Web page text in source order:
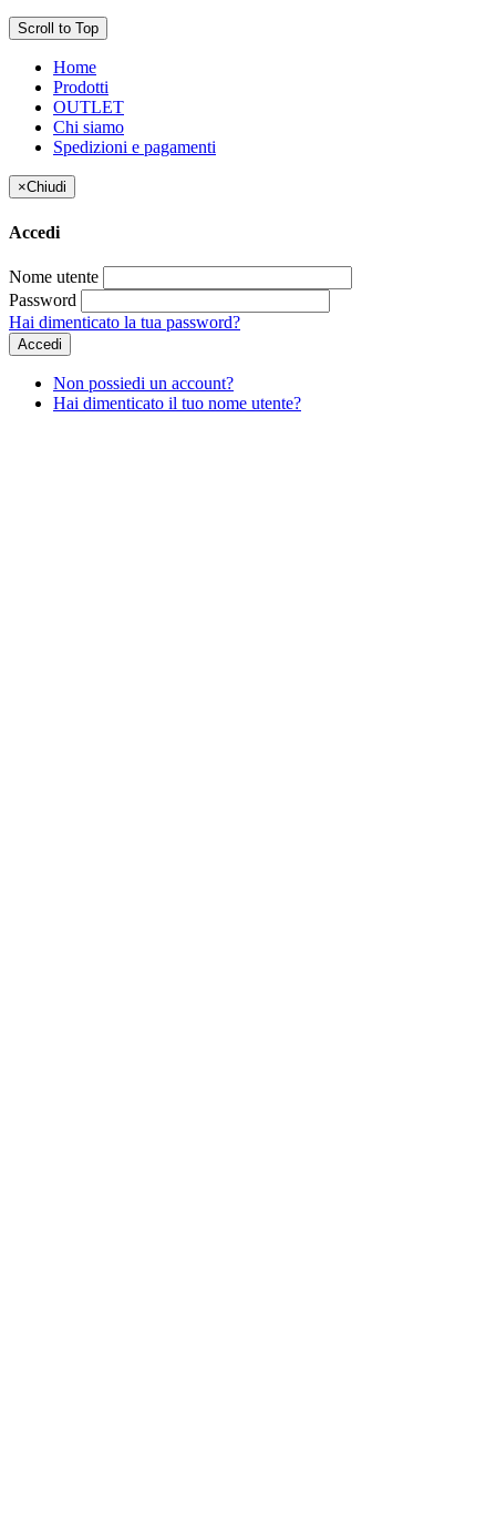
Scroll to Top
Home
Prodotti
OUTLET
Chi siamo
Spedizioni e pagamenti
×Chiudi
Accedi
Nome utente
Password
Hai dimenticato la tua password?
Accedi
Non possiedi un account?
Hai dimenticato il tuo nome utente?